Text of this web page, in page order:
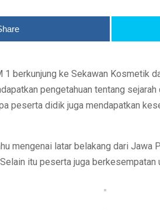
berkunjung ke Sekawan Kosmetik
pengetahuan tentang
peserta didik juga mendapatkan
mengenai latar belakang dari Jawa
itu peserta juga berkesempatan